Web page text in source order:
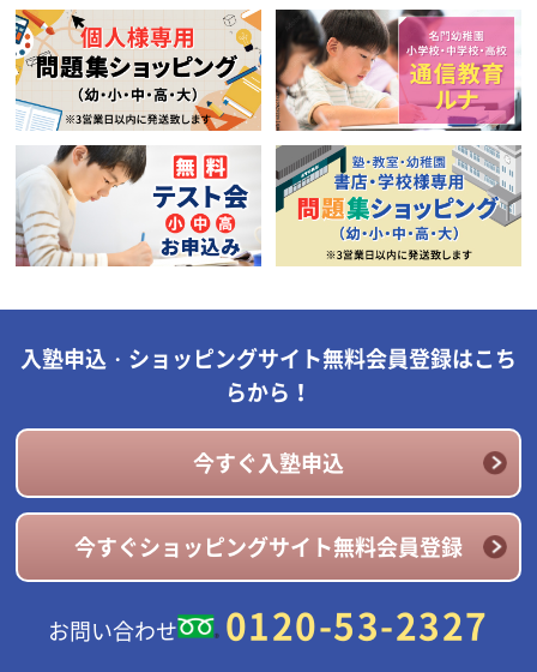
入塾申込・ショッピングサイト無料会員登録はこち
らから！
今すぐ入塾申込
今すぐショッピングサイト無料会員登録
お問い合わせ 0120-53-2327